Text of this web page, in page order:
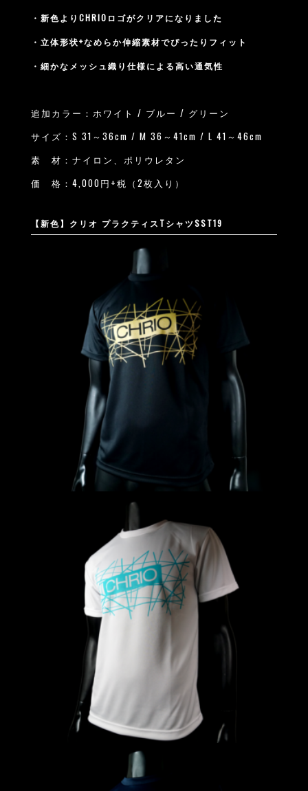
・新色よりCHRIOロゴがクリアになりました
・立体形状+なめらか伸縮素材でぴったりフィット
・細かなメッシュ織り仕様による高い通気性
追加カラー：ホワイト / ブルー / グリーン
サイズ：S 31～36cm / M 36～41cm / L 41～46cm
素 材：ナイロン、ポリウレタン
価 格：4,000円+税（2枚入り）
【新色】クリオ プラクティスTシャツSST19